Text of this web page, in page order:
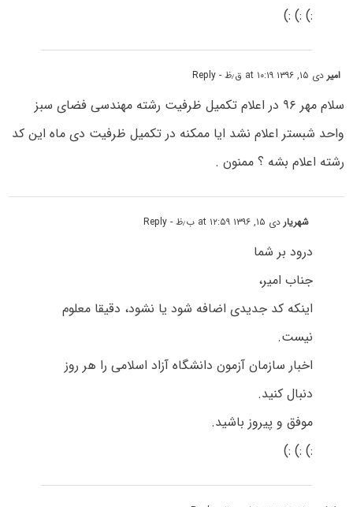
:) :) :)
امیردی ۱۵, ۱۳۹۶ at ۱۰:۱۹ ق٫ظ - Reply
سلام مهر ۹۶ در اعلام تکمیل ظرفیت رشته مهندسی فضای سبز
واحد شبستر اعلام نشد ایا ممکنه در تکمیل ظرفیت دی ماه این کد
رشته اعلام بشه ؟ ممنون .
شهریاردی ۱۵, ۱۳۹۶ at ۱۲:۵۹ ب٫ظ - Reply
درود بر شما
جناب امیر،
اینکه کد جدیدی اضافه شود یا نشود، دقیقا معلوم
نیست.
اخبار سازمان آزمون دانشگاه آزاد اسلامی را هر روز
دنبال کنید.
موفق و پیروز باشید.
:) :) :)